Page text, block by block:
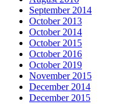
September 2014
October 2013
October 2014
October 2015
October 2016
October 2019
November 2015
December 2014
December 2015